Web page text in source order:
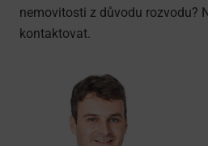
nemovitosti z důvodu rozvodu?
kontaktovat.